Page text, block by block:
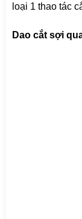
loại 1 thao tác
Dao cắt sợi